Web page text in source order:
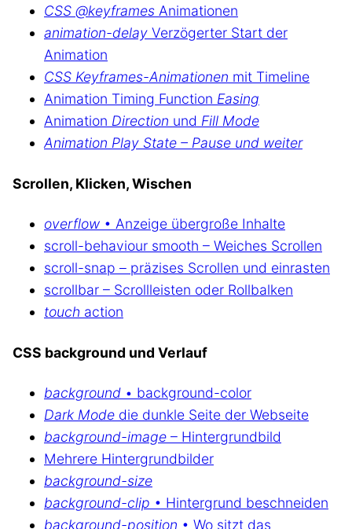
CSS @keyframes Animationen
animation-delay Verzögerter Start der
Animation
CSS Keyframes-Animationen mit Timeline
Animation Timing Function Easing
Animation Direction und Fill Mode
Animation Play State – Pause und weiter
Scrollen, Klicken, Wischen
overflow • Anzeige übergroße Inhalte
scroll-behaviour smooth – Weiches Scrollen
scroll-snap – präzises Scrollen und einrasten
scrollbar – Scrollleisten oder Rollbalken
touch action
CSS background und Verlauf
background • background-color
Dark Mode die dunkle Seite der Webseite
background-image – Hintergrundbild
Mehrere Hintergrundbilder
background-size
background-clip • Hintergrund beschneiden
background-position • Wo sitzt das